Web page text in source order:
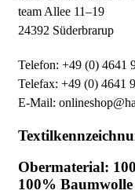
team Allee 11–19
24392 Süderbrarup
Telefon: +49 (0) 4641
Telefax: +49 (0) 4641
E-Mail:
Obermaterial:
100% Baumwolle